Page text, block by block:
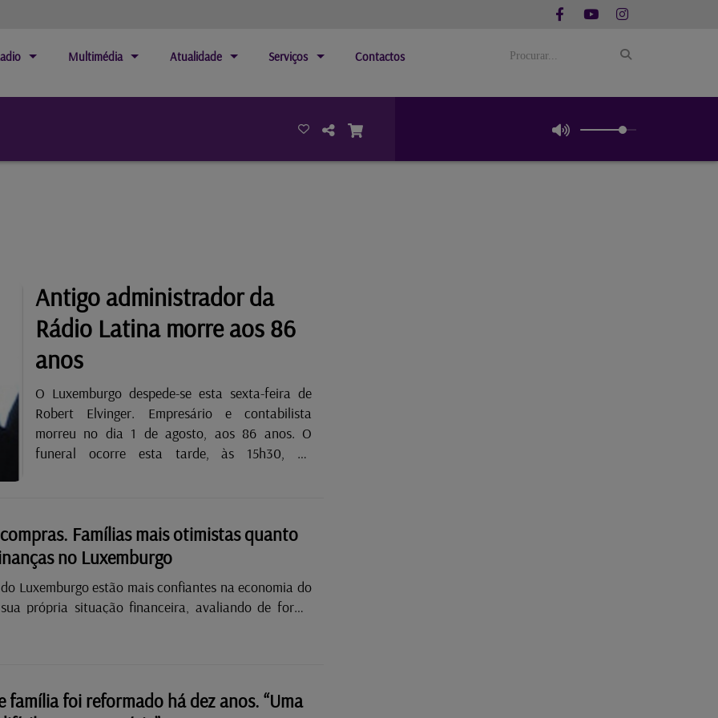
Multimédia Atualidade Serviços Contactos
Antigo administrador da
Rádio Latina morre aos 86
anos
O Luxemburgo despede-se esta sexta-feira de
Robert Elvinger. Empresário e contabilista
morreu no dia 1 de agosto, aos 86 anos. O
funeral ocorre esta tarde, às 15h30, no
Famílias mais otimistas quanto
no Luxemburgo
Luxemburgo estão mais confiantes na economia do
própria situação financeira, avaliando de forma
mais altas. Desde fevereiro que o indicador de
família foi reformado há dez anos. “Uma